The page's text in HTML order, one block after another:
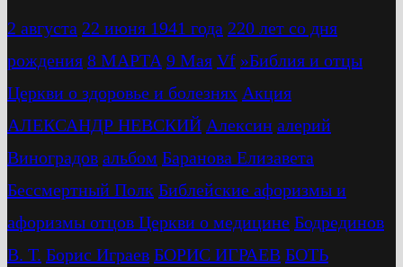
2 августа 22 июня 1941 года 220 лет со дня
рождения 8 МАРТА 9 Мая Vf »Библия и отцы
Церкви о здоровье и болезнях Акция
АЛЕКСАНДР НЕВСКИЙ Алексин алерий
Виноградов альбом Баранова Елизавета
Бессмертный Полк Библейские афоризмы и
афоризмы отцов Церкви о медицине Бодрединов
В. Т. Бориc Играев БОРИС ИГРАЕВ БОТЬ